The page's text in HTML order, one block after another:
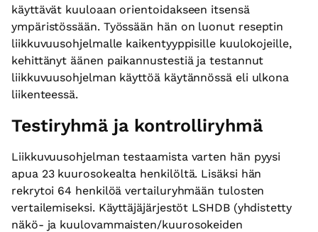
käyttävät kuuloaan orientoidakseen itsensä
ympäristössään. Työssään hän on luonut reseptin
liikkuvuusohjelmalle kaikentyyppisille kuulokojeille,
kehittänyt äänen paikannustestiä ja testannut
liikkuvuusohjelman käyttöä käytännössä eli ulkona
liikenteessä.
Testiryhmä ja kontrolliryhmä
Liikkuvuusohjelman testaamista varten hän pyysi
apua 23 kuurosokealta henkilöltä. Lisäksi hän
rekrytoi 64 henkilöä vertailuryhmään tulosten
vertailemiseksi. Käyttäjäjärjestöt LSHDB (yhdistetty
näkö- ja kuulovammaisten/kuurosokeiden